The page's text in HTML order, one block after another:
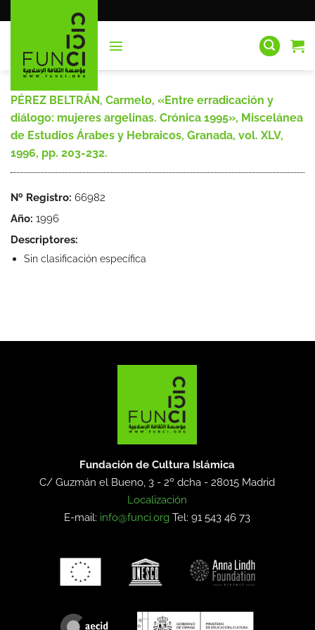
al
PÉREZ BELTRÁN, Carmelo, «Entre erradicación y
diálogo: mujeres argelinas. Crónica 1995», Miscelánea
de Estudios Árabes y Hebraicos, Granada, vol. XLV,
1996, pp. 203-232.
Nº Registro: 66982
Año: 1996
Descriptores:
Sin clasificación específica
Fundación de Cultura Islámica
C/ Guzmán el Bueno, 3 - 2º dcha -28015 Madrid
Localización
E-mail: info@funci.org Tel: 91 543 46 73